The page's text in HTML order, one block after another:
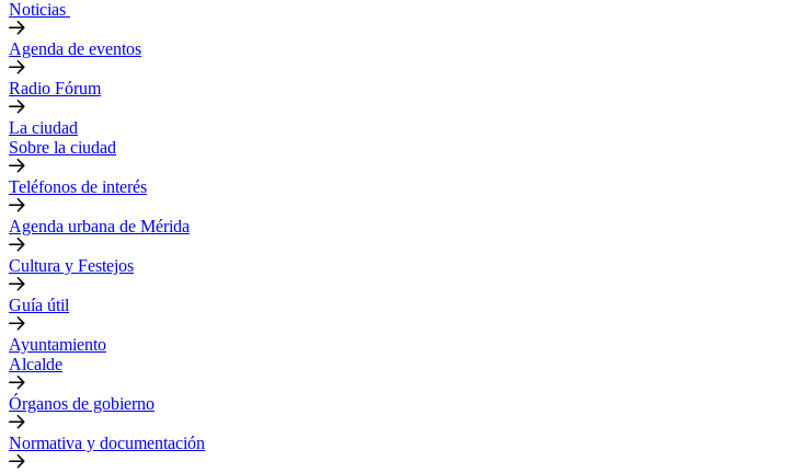
Noticias
Agenda de eventos
Radio Fórum
La ciudad
Sobre la ciudad
Teléfonos de interés
Agenda urbana de Mérida
Cultura y Festejos
Guía útil
Ayuntamiento
Alcalde
Órganos de gobierno
Normativa y documentación